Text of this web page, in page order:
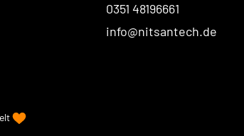
0351 48196661
info@nitsantech.de